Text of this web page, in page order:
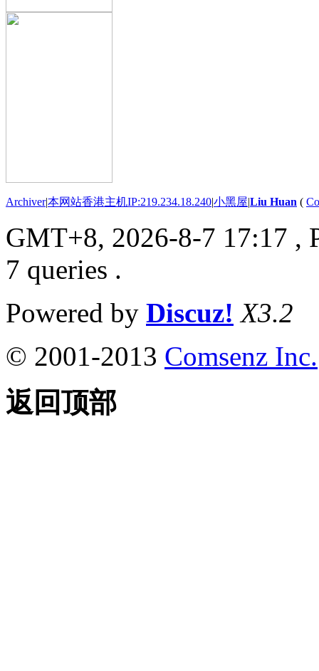
Archiver|本网站香港主机IP:219.234.18.240|小黑屋|Liu Huan (
GMT+8, 2026-8-7 17:17 ,
7 queries .
Powered by Discuz! X3.2
© 2001-2013 Comsenz Inc.
返回顶部